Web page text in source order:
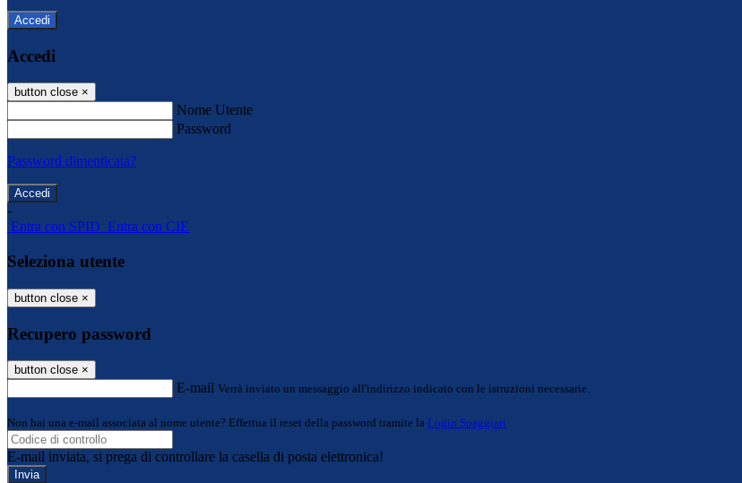
Accedi
Accedi
button close ×
Nome Utente
Password
Password dimenticata?
-
Entra con SPID Entra con CIE
Seleziona utente
button close ×
Recupero password
button close ×
E-mail Verrà inviato un messaggio all'indirizzo indicato con le istruzioni necessarie.
Non hai una e-mail associata al nome utente? Effettua il reset della password tramite la Login Spaggiari
E-mail inviata, si prega di controllare la casella di posta elettronica!